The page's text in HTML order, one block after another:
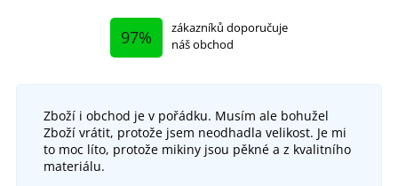
97%
zákazníků doporučuje
náš obchod
Zboží i obchod je v pořádku. Musím ale bohužel
Zboží vrátit, protože jsem neodhadla velikost. Je mi
to moc líto, protože mikiny jsou pěkné a z kvalitního
materiálu.